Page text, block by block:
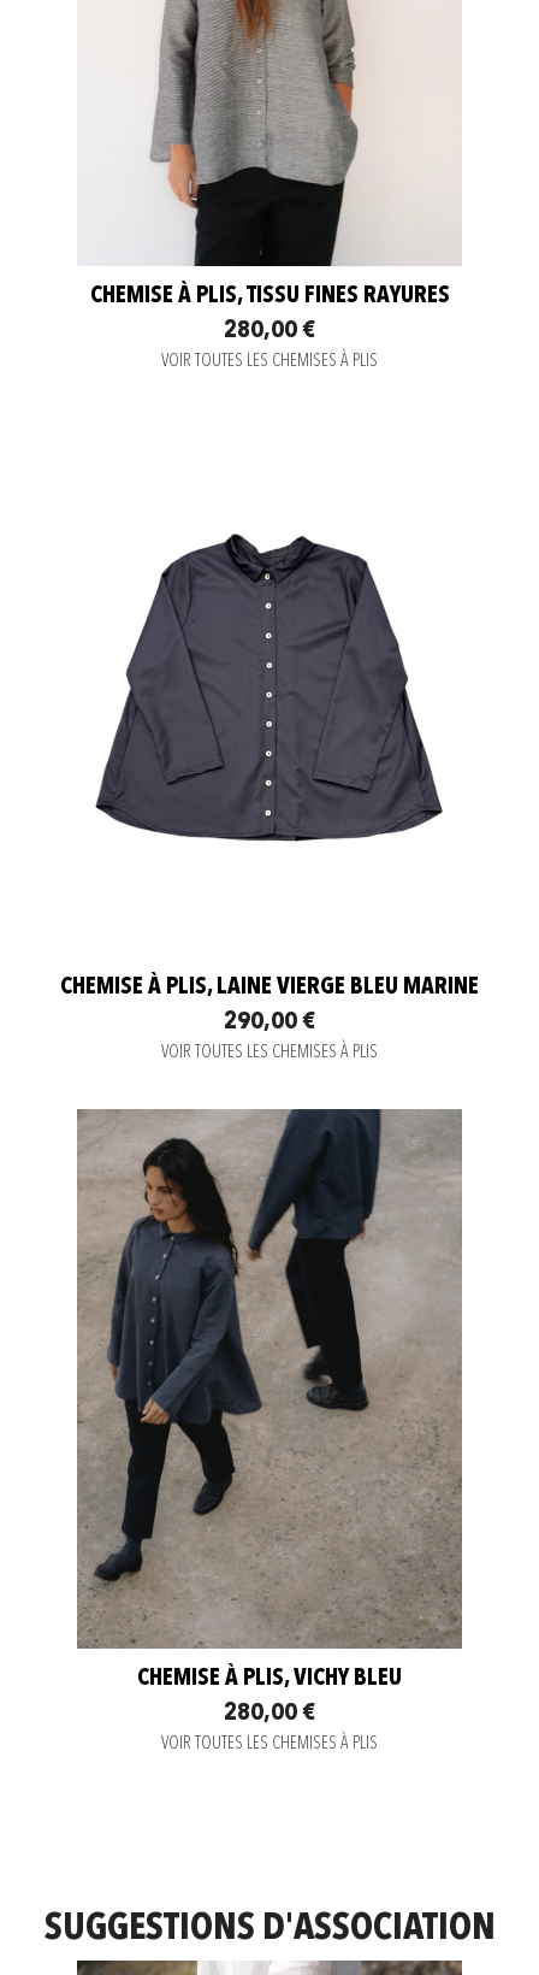
CHEMISE À PLIS, TISSU FINES RAYURES
280,00 €
VOIR TOUTES LES CHEMISES À PLIS
CHEMISE À PLIS, LAINE VIERGE BLEU MARINE
290,00 €
VOIR TOUTES LES CHEMISES À PLIS
CHEMISE À PLIS, VICHY BLEU
280,00 €
VOIR TOUTES LES CHEMISES À PLIS
SUGGESTIONS D'ASSOCIATION